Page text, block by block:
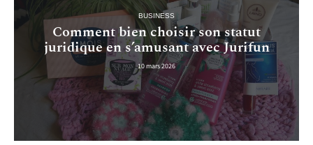
BUSINESS
Comment bien choisir son statut
juridique en s’amusant avec Jurifun
10 mars 2026